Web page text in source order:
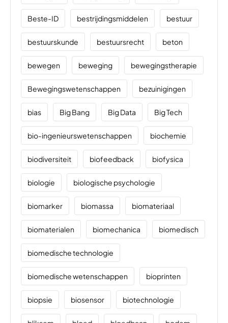
Beste-ID bestrijdingsmiddelen bestuur
bestuurskunde bestuursrecht beton
bewegen beweging bewegingstherapie
Bewegingswetenschappen bezuinigingen
bias Big Bang Big Data Big Tech
bio-ingenieurswetenschappen biochemie
biodiversiteit biofeedback biofysica
biologie biologische psychologie
biomarker biomassa biomateriaal
biomaterialen biomechanica biomedisch
biomedische technologie
biomedische wetenschappen bioprinten
biopsie biosensor biotechnologie